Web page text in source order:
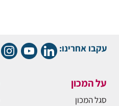
עקבו אחרינו:
על המכון
סגל המכון